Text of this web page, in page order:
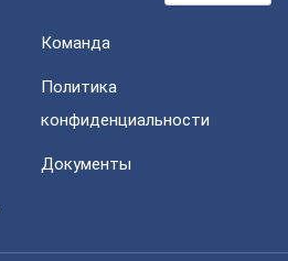
Команда
Политика
конфиденциальности
Документы